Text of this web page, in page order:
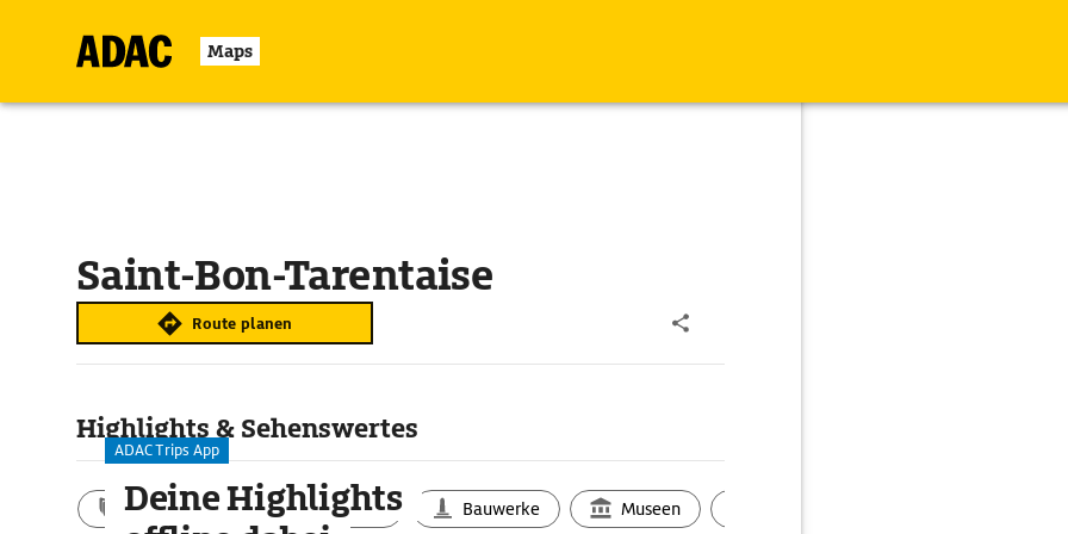
Maps
Saint-Bon-Tarentaise
Route planen
Highlights & Sehenswertes
Aktivitäten Landschaft Bauwerke Museen
ADAC Trips App
Deine Highlights